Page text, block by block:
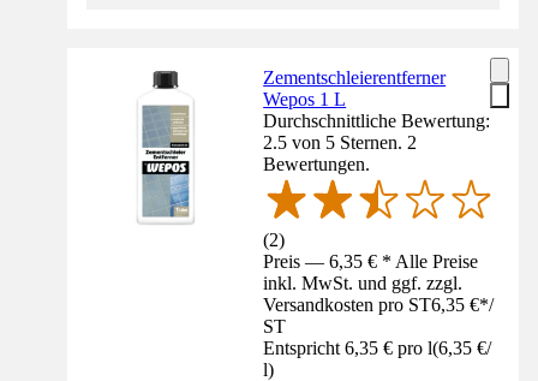
Zementschleierentferner
Wepos 1 L
Durchschnittliche Bewertung:
2.5 von 5 Sternen. 2
Bewertungen.
(2)
Preis — 6,35 € * Alle Preise
inkl. MwSt. und ggf. zzgl.
Versandkosten pro ST6,35 €*/
ST
Entspricht 6,35 € pro l(6,35 €/
l)